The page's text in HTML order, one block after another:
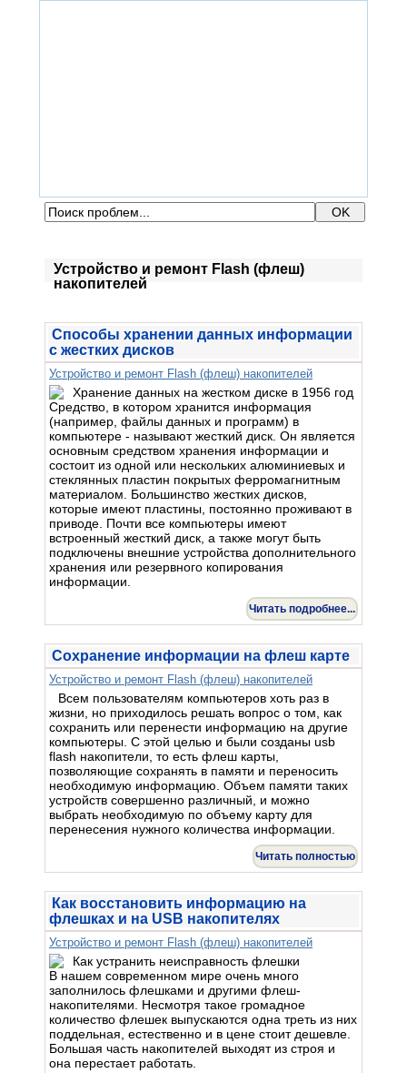
Устройство и ремонт Flash (флеш)
накопителей
Способы хранении данных информации
с жестких дисков
Устройство и ремонт Flash (флеш) накопителей
Средство, в котором хранится информация
(например, файлы данных и программ) в
компьютере - называют жесткий диск. Он является
основным средством хранения информации и
состоит из одной или нескольких алюминиевых и
стеклянных пластин покрытых ферромагнитным
материалом. Большинство жестких дисков,
которые имеют пластины, постоянно проживают в
приводе. Почти все компьютеры имеют
встроенный жесткий диск, а также могут быть
подключены внешние устройства дополнительного
хранения или резервного копирования
информации.
Читать подробнее...
Сохранение информации на флеш карте
Устройство и ремонт Flash (флеш) накопителей
Всем пользователям компьютеров хоть раз в
жизни, но приходилось решать вопрос о том, как
сохранить или перенести информацию на другие
компьютеры. С этой целью и были созданы usb
flash накопители, то есть флеш карты,
позволяющие сохранять в памяти и переносить
необходимую информацию. Объем памяти таких
устройств совершенно различный, и можно
выбрать необходимую по объему карту для
перенесения нужного количества информации.
Читать полностью
Как восстановить информацию на
флешках и на USB накопителях
Устройство и ремонт Flash (флеш) накопителей
В нашем современном мире очень много
заполнилось флешками и другими флеш-
накопителями. Несмотря такое громадное
количество флешек выпускаются одна треть из них
поддельная, естественно и в цене стоит дешевле.
Большая часть накопителей выходят из строя и
она перестает работать.